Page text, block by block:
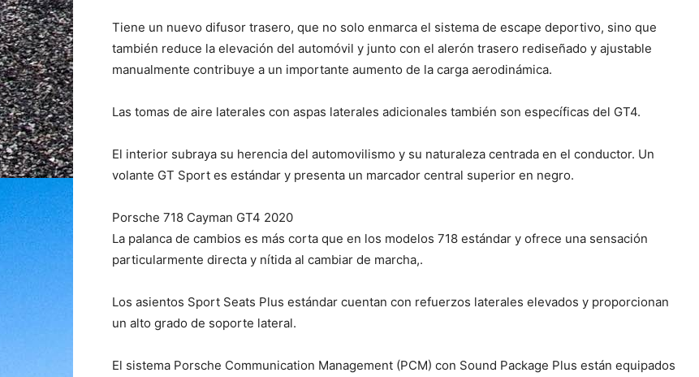
Tiene un nuevo difusor trasero, que no solo enmarca el sistema de escape deportivo, sino que
también reduce la elevación del automóvil y junto con el alerón trasero rediseñado y ajustable
manualmente contribuye a un importante aumento de la carga aerodinámica.
Las tomas de aire laterales con aspas laterales adicionales también son específicas del GT4.
El interior subraya su herencia del automovilismo y su naturaleza centrada en el conductor. Un
volante GT Sport es estándar y presenta un marcador central superior en negro.
Porsche 718 Cayman GT4 2020
La palanca de cambios es más corta que en los modelos 718 estándar y ofrece una sensación
particularmente directa y nítida al cambiar de marcha,.
Los asientos Sport Seats Plus estándar cuentan con refuerzos laterales elevados y proporcionan
un alto grado de soporte lateral.
El sistema Porsche Communication Management (PCM) con Sound Package Plus están equipados